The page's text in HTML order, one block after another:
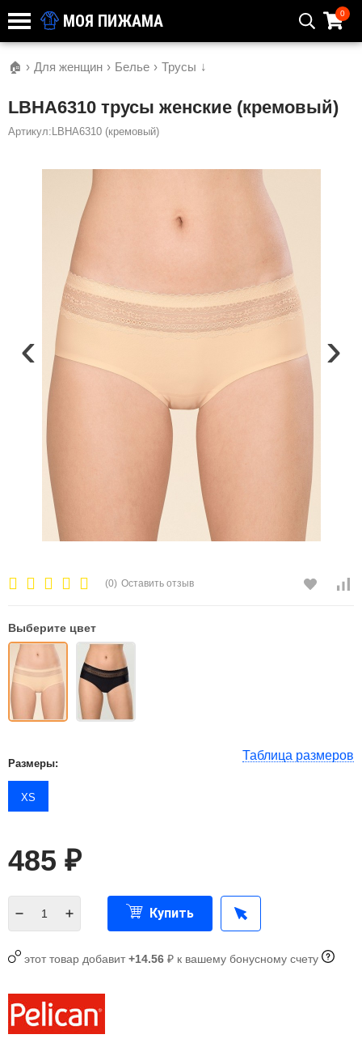
МОЯ ПИЖАМА 0
🏠 › Для женщин › Белье › Трусы ↓
LBHA6310 трусы женские (кремовый)
Артикул:LBHA6310 (кремовый)
‹ ›
(0) Оставить отзыв
Выберите цвет
Таблица размеров
Размеры:
XS
485 ₽
Купить
этот товар добавит+14.56 ₽ к вашему бонусному счету